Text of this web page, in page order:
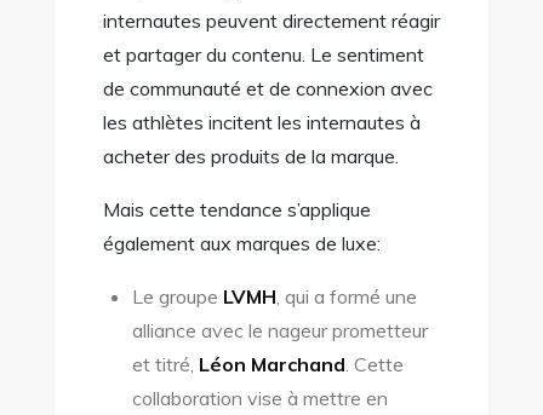
internautes peuvent directement réagir
et partager du contenu. Le sentiment
de communauté et de connexion avec
les athlètes incitent les internautes à
acheter des produits de la marque.
Mais cette tendance s’applique
également aux marques de luxe:
Le groupe LVMH , qui a formé une
alliance avec le nageur prometteur
et titré, Léon Marchand . Cette
collaboration vise à mettre en